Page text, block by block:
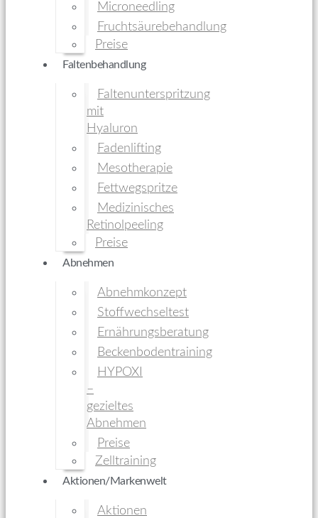
Microneedling
Fruchtsäurebehandlung
Preise
Faltenbehandlung
Faltenunterspritzung
mit
Hyaluron
Fadenlifting
Mesotherapie
Fettwegspritze
Medizinisches
Retinolpeeling
Preise
Abnehmen
Abnehmkonzept
Stoffwechseltest
Ernährungsberatung
Beckenbodentraining
HYPOXI
–
gezieltes
Abnehmen
Preise
Zelltraining
Aktionen/Markenwelt
Aktionen